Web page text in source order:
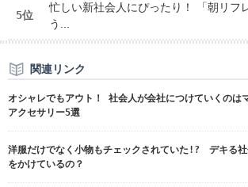
5位
忙しい新社会人にぴったり！ 「朝リフ
う...
関連リンク
オシャレでもアウト！ 社会人が会社につけていくのは
アクセサリー5選
洋服だけでなく小物もチェックされていた!? デキる
をかけているの？